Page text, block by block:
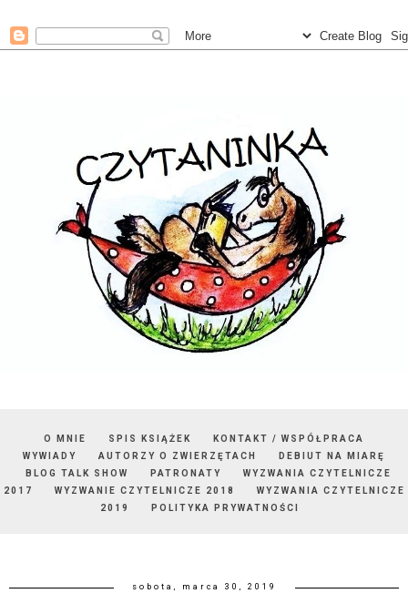
O MNIE SPIS KSIĄŻEK
KONTAKT / WSPÓŁPRACA
WYWIADY
AUTORZY O ZWIERZĘTACH
DEBIUT NA MIARĘ
BLOG TALK SHOW
PATRONATY
WYZWANIA CZYTELNICZE
2017
WYZWANIE CZYTELNICZE 2018
WYZWANIA CZYTELNICZE
2019
POLITYKA PRYWATNOŚCI
sobota, marca 30, 2019